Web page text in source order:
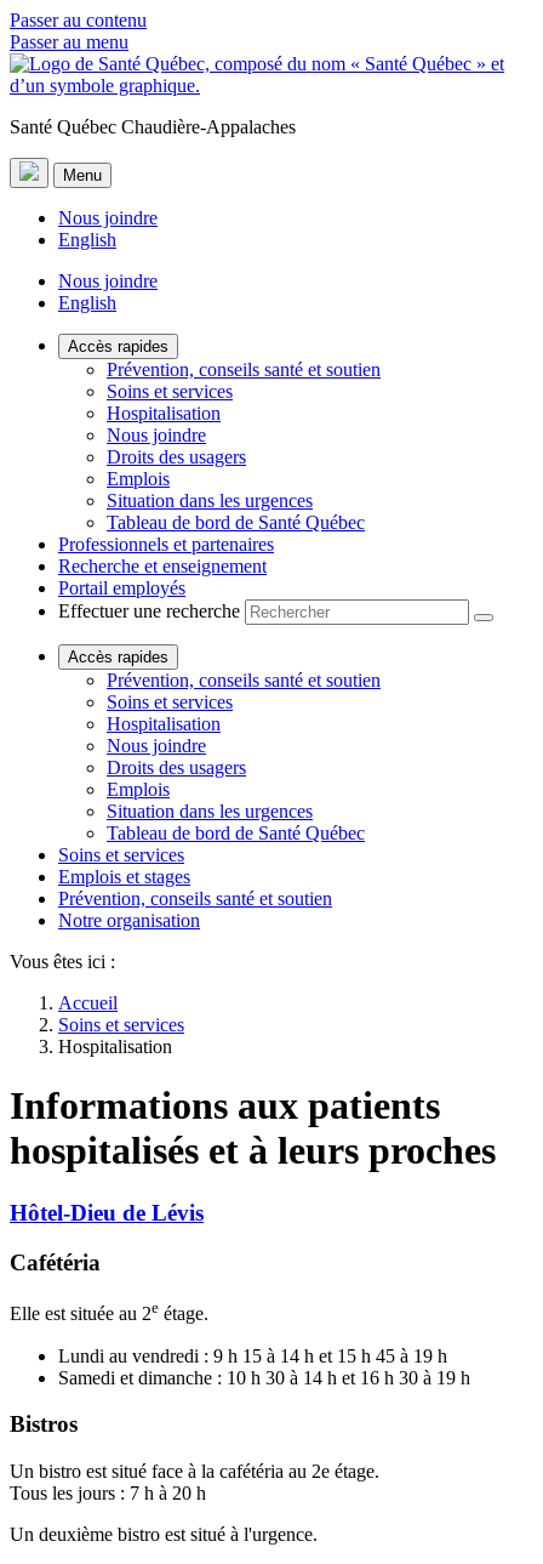
Passer au contenu
Passer au menu
Santé Québec Chaudière-Appalaches
Menu
Nous joindre
English
Nous joindre
English
Accès rapides
Prévention, conseils santé et soutien
Soins et services
Hospitalisation
Nous joindre
Droits des usagers
Emplois
Situation dans les urgences
Tableau de bord de Santé Québec
Professionnels et partenaires
Recherche et enseignement
Portail employés
Effectuer une recherche
Accès rapides
Prévention, conseils santé et soutien
Soins et services
Hospitalisation
Nous joindre
Droits des usagers
Emplois
Situation dans les urgences
Tableau de bord de Santé Québec
Soins et services
Emplois et stages
Prévention, conseils santé et soutien
Notre organisation
Vous êtes ici :
Accueil
Soins et services
Hospitalisation
Informations aux patients
hospitalisés et à leurs proches
Hôtel-Dieu de Lévis
Cafétéria
Elle est située au 2e étage.
Lundi au vendredi : 9 h 15 à 14 h et 15 h 45 à 19 h
Samedi et dimanche : 10 h 30 à 14 h et 16 h 30 à 19 h
Bistros
Un bistro est situé face à la cafétéria au 2e étage.
Tous les jours : 7 h à 20 h
Un deuxième bistro est situé à l'urgence.